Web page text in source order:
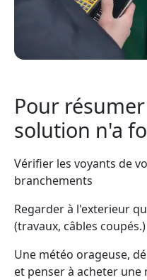
Pour
solution n'a
Vérifier les voyants de
branchements
Regarder à l'exterieur
(travaux, câbles coupés.)
Une météo orageuse,
et penser à acheter